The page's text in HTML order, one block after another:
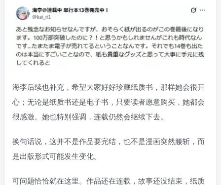
海李后续也补充，希望大家好好珍藏纸质书，那样她会很开
心；无论是纸质书还是电子书，只要读者愿意购买，她都会
很感激。她也特别强调，连载仍然会继续下去。
换句话说，这并不是作品要完结，也不是漫画突然腰斩，而
是出版形式可能发生变化。
可问题恰恰就在这里。作品还在连载，故事还没结束，纸质